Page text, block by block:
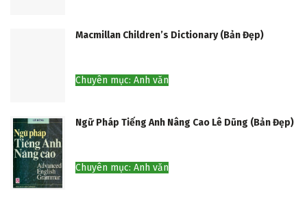
Macmillan Children’s Dictionary (Bản Đẹp)
Chuyên mục: Anh văn
Ngữ Pháp Tiếng Anh Nâng Cao Lê Dũng (Bản Đẹp)
Chuyên mục: Anh văn